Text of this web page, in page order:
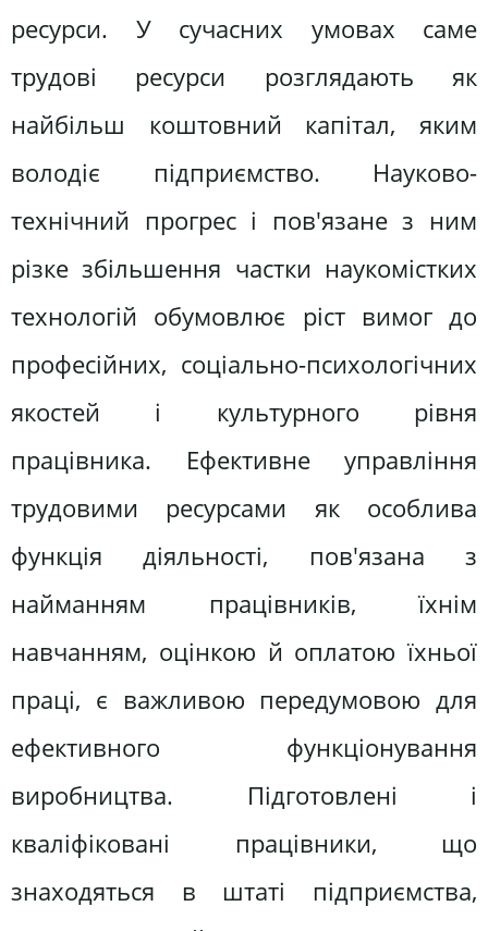
ресурси. У сучасних умовах саме
трудові ресурси розглядають як
найбільш коштовний капітал, яким
володіє підприємство. Науково-
технічний прогрес і пов'язане з ним
різке збільшення частки наукомістких
технологій обумовлює ріст вимог до
професійних, соціально-психологічних
якостей і культурного рівня
працівника. Ефективне управління
трудовими ресурсами як особлива
функція діяльності, пов'язана з
найманням працівників, їхнім
навчанням, оцінкою й оплатою їхньої
праці, є важливою передумовою для
ефективного функціонування
виробництва. Підготовлені і
кваліфіковані працівники, що
знаходяться в штаті підприємства,